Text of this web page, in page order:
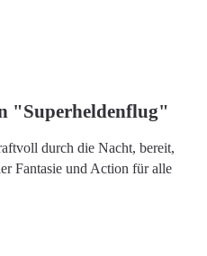
"Superheldenflug"
durch die Nacht, bereit,
Fantasie und Action für alle